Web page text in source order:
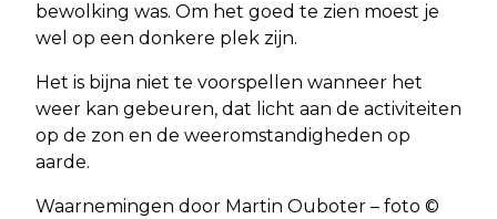
bewolking was. Om het goed te zien moest je
wel op een donkere plek zijn.
Het is bijna niet te voorspellen wanneer het
weer kan gebeuren, dat licht aan de activiteiten
op de zon en de weeromstandigheden op
aarde.
Waarnemingen door Martin Ouboter – foto ©